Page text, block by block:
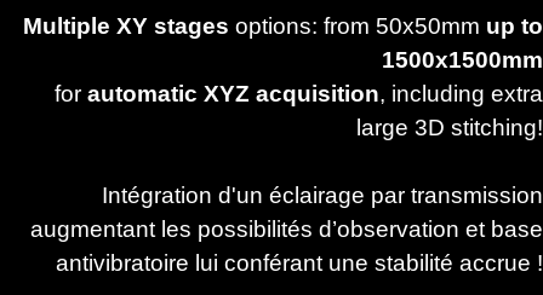
Multiple XY stages options: from 50x50mm up to
1500x1500mm
for automatic XYZ acquisition, including extra
large 3D stitching!
Intégration d'un éclairage par transmission
augmentant les possibilités d’observation et base
antivibratoire lui conférant une stabilité accrue !